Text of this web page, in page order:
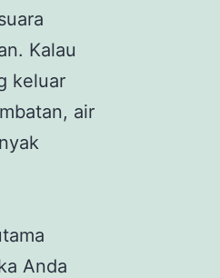
Kalau
keluar
air
Anda